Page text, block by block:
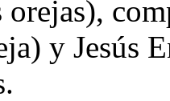
orejas),
y Jesús